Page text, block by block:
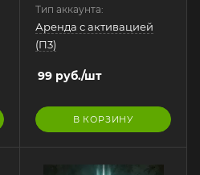
Тип аккаунта:
Аренда с активацией
(П3)
99 руб./шт
В КОРЗИНУ